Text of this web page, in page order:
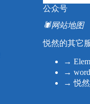
公众号
🕷网站地图
悦然的其它
→
→
→悦